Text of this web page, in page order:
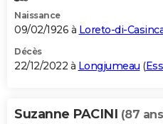
Naissance
09/02/1926 à Loreto-di-
Décès
22/12/2022 à Longjumeau (
Suzanne PACINI (87